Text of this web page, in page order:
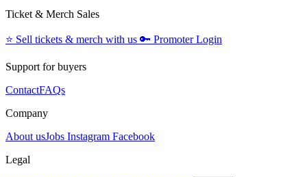
Ticket & Merch Sales
⭐️ Sell tickets & merch with us 🔑 Promoter Login
Support for buyers
ContactFAQs
Company
About usJobs Instagram Facebook
Legal